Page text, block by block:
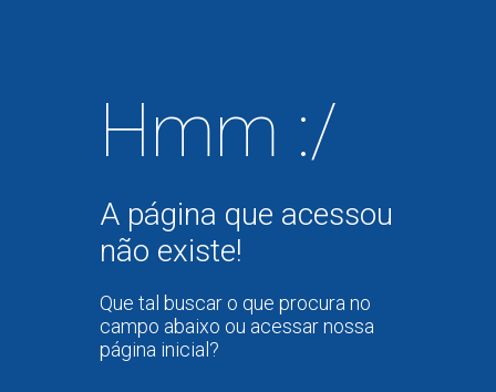
Hmm :/
A página que acessou
não existe!
Que tal buscar o que procura no
campo abaixo ou acessar nossa
página inicial?